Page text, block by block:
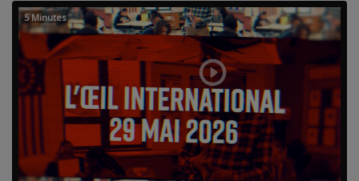
5 Minutes